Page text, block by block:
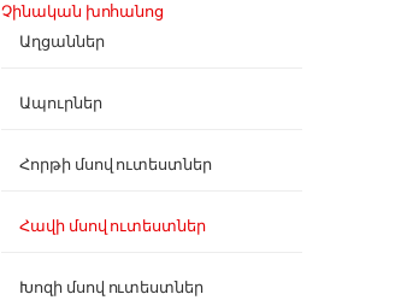
Չինական խոհանոց
Աղցաններ
Ապուրներ
Հորթի մսով ուտեստներ
Հավի մսով ուտեստներ
Խոզի մսով ուտեստներ